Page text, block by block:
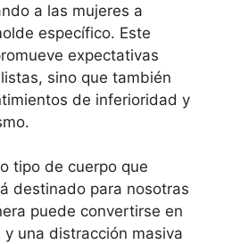
a las mujeres a
específico. Este
expectativas
sino que también
de inferioridad y
tipo de cuerpo que
destinado para nosotras
puede convertirse en
una distracción masiva